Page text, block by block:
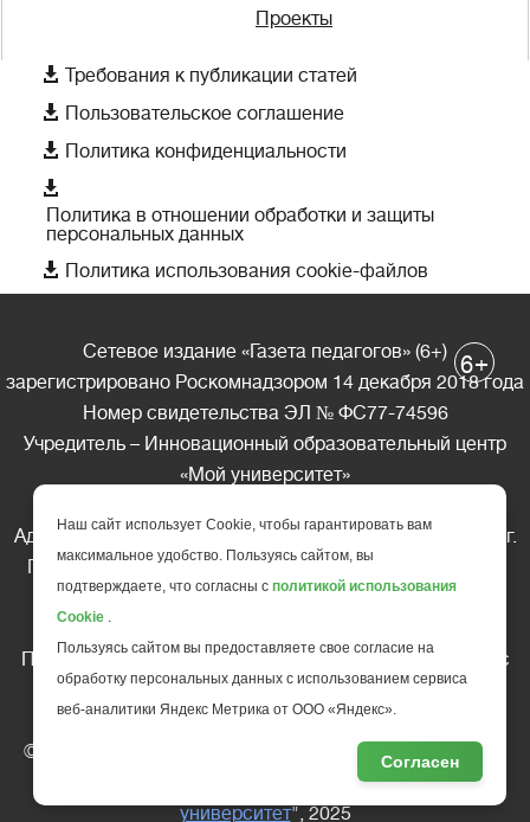
Проекты
 Требования к публикации статей
 Пользовательское соглашение
 Политика конфиденциальности

Политика в отношении обработки и защиты
персональных данных
 Политика использования cookie-файлов
Сетевое издание «Газета педагогов» (6+)
зарегистрировано Роскомнадзором 14 декабря 2018 года
Номер свидетельства ЭЛ № ФС77-74596
Учредитель – Инновационный образовательный центр
«Мой университет»
Адрес редакции: 185035 Россия, Республика Карелия, г.
Петрозаводск, ул. Фридриха Энгельса д.10, офис 211
Телефон редакции: +7 (499) 685-10-45
Перепечатка материалов газеты допускается только c
письменного разрешения редакции
Ссылка на «Газету педагогов» обязательна.
© АНО ДПО "Инновационный образовательный центр
повышения квалификации и переподготовки "Мой
университет", 2025
6+
Наш сайт использует Cookie, чтобы гарантировать вам
максимальное удобство. Пользуясь сайтом, вы
подтверждаете, что согласны с политикой использования
Cookie .
Пользуясь сайтом вы предоставляете свое согласие на
обработку персональных данных с использованием сервиса
веб-аналитики Яндекс Метрика от ООО «Яндекс».
Согласен